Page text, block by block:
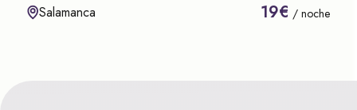
Salamanca 19€ / noche